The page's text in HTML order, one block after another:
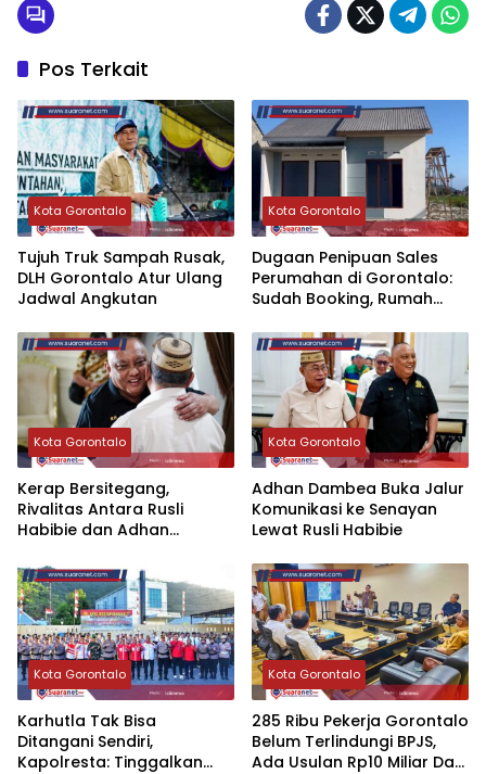
Pos Terkait
Kota Gorontalo
Tujuh Truk Sampah Rusak,
DLH Gorontalo Atur Ulang
Jadwal Angkutan
Kota Gorontalo
‎Dugaan Penipuan Sales
Perumahan di Gorontalo:
Sudah Booking, Rumah
Pembeli Lain
Kota Gorontalo
‎Kerap Bersitegang,
Rivalitas Antara Rusli
Habibie dan Adhan
Kota Gorontalo
‎Adhan Dambea Buka Jalur
Komunikasi ke Senayan
Lewat Rusli Habibie
Kota Gorontalo
‎Karhutla Tak Bisa
Ditangani Sendiri,
Kapolresta: Tinggalkan
Kota Gorontalo
‎285 Ribu Pekerja Gorontalo
Belum Terlindungi BPJS,
Ada Usulan Rp10 Miliar Dari